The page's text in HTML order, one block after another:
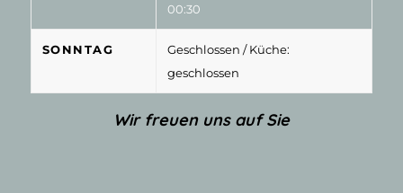
00:30
SONNTAG Geschlossen / Küche:
geschlossen
Wir freuen uns auf Sie